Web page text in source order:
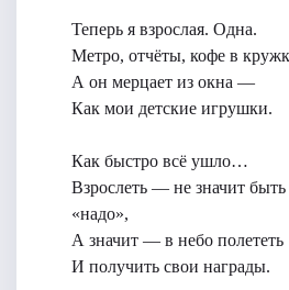
Теперь я взрослая. Одна.
Метро, отчёты, кофе в
А он мерцает из окна —
Как мои детские игрушки.
Как быстро всё ушло…
Взрослеть — не значит быть
«надо»,
А значит — в небо полететь
И получить свои награды.